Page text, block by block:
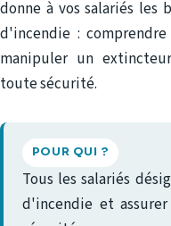
donne à vos salariés les
d'incendie :
manipuler un
toute sécurité.
POUR QUI ?
Tous les salariés
d'incendie et